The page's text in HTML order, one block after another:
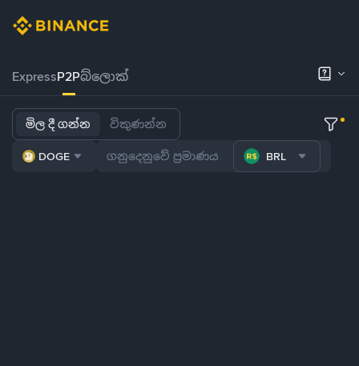
ExpressP2Pබ්ලොක්
මිල දී ගන්න විකුණන්න
DOGE BRL